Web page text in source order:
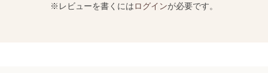
※レビューを書くにはログインが必要です。